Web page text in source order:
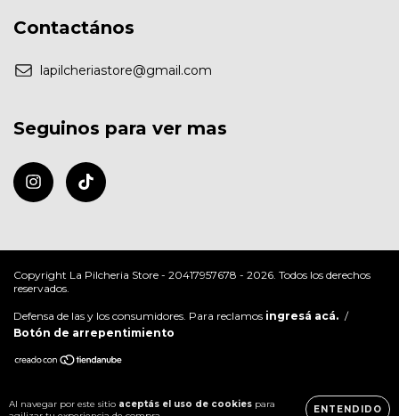
Al navegar por este sitio aceptás el uso de cookies para
ENTENDIDO
Contactános
lapilcheriastore@gmail.com
Seguinos para ver mas
Copyright La Pilcheria Store - 20417957678 - 2026. Todos los derechos
reservados.
Defensa de las y los consumidores. Para reclamos ingresá acá. /
Botón de arrepentimiento